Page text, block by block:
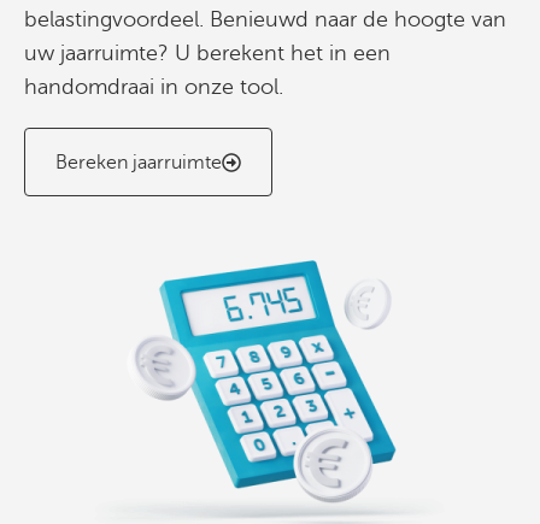
belastingvoordeel. Benieuwd naar de hoogte van
uw jaarruimte? U berekent het in een
handomdraai in onze tool.
Bereken jaarruimte